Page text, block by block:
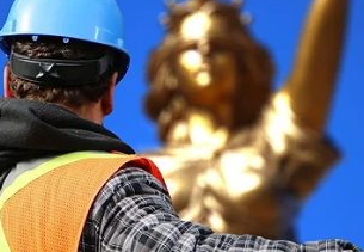
2 min de leitura
no Estado de
Auditorias e Fiscalizações.
do Estado de Pernambuco proibiu a
de materiais, elementos construtivos e